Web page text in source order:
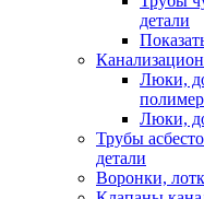
детали
Люки,
Люки,
Трубы
детали
Воронки,